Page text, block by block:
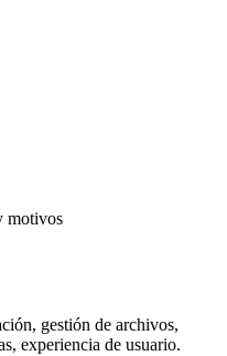
motivos
gestión de archivos,
experiencia de usuario.